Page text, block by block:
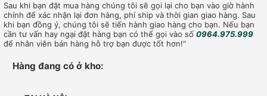
Sau khi bạn đặt mua hàng chúng tôi sẽ gọi lại cho bạn vào giờ hành
chính để xác nhận lại đơn hàng, phí ship và thời gian giao hàng. Sau
khi bạn đồng ý, chúng tôi sẽ tiến hành giao hàng cho bạn. Nếu bạn
cần tư vấn hay ngại đặt hàng bạn có thể gọi vào số 0964.975.999
để nhân viên bán hàng hỗ trợ bạn được tốt hơn!"
Hàng đang có ở kho: